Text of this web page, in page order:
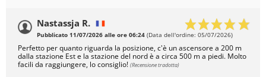
Nastassja R.
Pubblicato 11/07/2026 alle ore 06:24 (Data dell'ordine: 05/07/2026)
Perfetto per quanto riguarda la posizione, c'è un ascensore a 200 m
dalla stazione Est e la stazione del nord è a circa 500 m a piedi. Molto
facili da raggiungere, lo consiglio! (Recensione tradotta)